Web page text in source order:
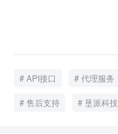
API接口 代理服务
售后支持 垦派科技